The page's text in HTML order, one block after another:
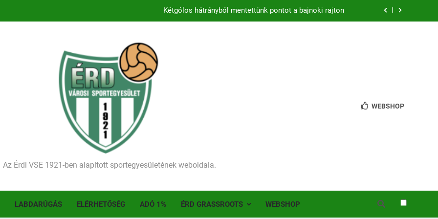
Kétgólos hátrányból mentettünk pontot a bajnoki rajton
Történelmet írt az I. Érdi Football Fesztivál – több mint 200 játékos lépett pályára Érden
Ellenfelünk visszalépése miatt játék nélkül jutottunk tovább a MOL Magyar Kupában
Kezdődik a 2026–2027-es szezon – hazai pályán rajtol az Érdi VSE!
Történelmet írt az I. Érdi Football Fesztivál – több mint 200 játékos lépett pályára Érden
Az Érdi VSE 1921-ben alapított sportegyesületének weboldala.
WEBSHOP
LABDARÚGÁS ELÉRHETŐSÉG ADÓ 1% ÉRD GRASSROOTS WEBSHOP